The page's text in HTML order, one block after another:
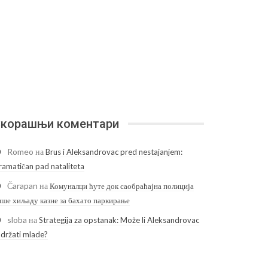
коментари
Romeo наBrus i Aleksandrovac pred nestajanjem:
pad nataliteta
Čarapan наКомуналци ћуте док саобраћајна полиција
хиљаду казне за бахато паркирање
sloba наStrategija za opstanak: Može li Aleksandrovac
mlade?